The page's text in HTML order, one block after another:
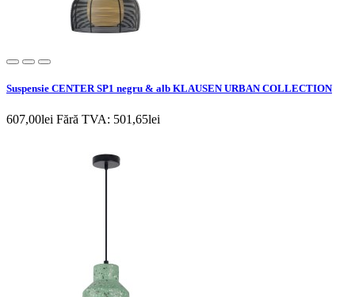
Suspensie CENTER SP1 negru & alb KLAUSEN URBAN COLLECTION
607,00lei Fără TVA: 501,65lei